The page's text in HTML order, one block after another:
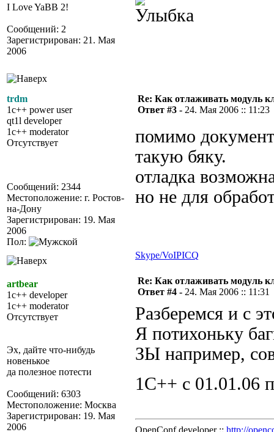
I Love YaBB 2!
Сообщений: 2
Зарегистрирован: 21. Мая
2006
trdm
1c++ power user
qt1l developer
1c++ moderator
Отсутствует
Сообщений: 2344
Местоположение: г. Ростов-
на-Дону
Зарегистрирован: 19. Мая
2006
Пол:
Re: Как отлаживать модуль
Ответ #3 - 24. Мая 2006 :: 11:23
помимо
такую бяку.
отладка
но не для
Skype/VoIPICQ
artbear
1c++ developer
1c++ moderator
Отсутствует
Эх, дайте что-нибудь
новенькое
да полезное потести
Сообщений: 6303
Местоположение: Москва
Зарегистрирован: 19. Мая
2006
Re: Как отлаживать модуль
Ответ #4 - 24. Мая 2006 :: 11:31
Разберемся и с
Я потихоньку
ЗЫ например,
1С++ с 01.01.06
OpenConf developer :: http://